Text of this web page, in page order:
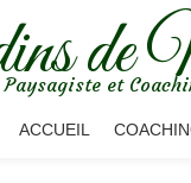
de
et
ACCUEIL